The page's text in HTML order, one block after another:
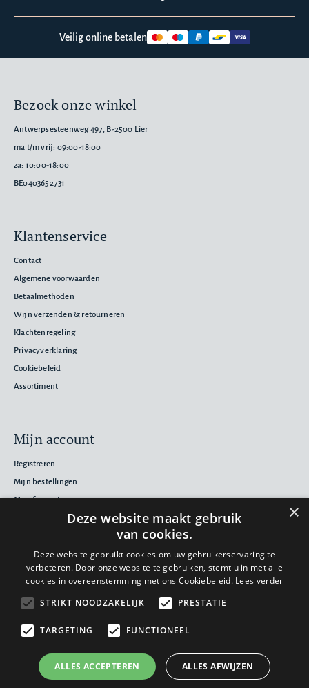
Veilig online betalen
Bezoek onze winkel
Antwerpsesteenweg 497, B-2500 Lier
ma t/m vrij: 09:00-18:00
za: 10:00-18:00
BE0403652731
Klantenservice
Contact
Algemene voorwaarden
Betaalmethoden
Wijn verzenden & retourneren
Klachtenregeling
Privacyverklaring
Cookiebeleid
Assortiment
Mijn account
Registreren
Mijn bestellingen
Mijn favorieten
Nieuwsbrief
Inschrijven
Volg ons
×
Deze website maakt gebruik
van cookies.
Deze website gebruikt cookies om uw gebruikerservaring te
verbeteren. Door onze website te gebruiken, stemt u in met alle
cookies in overeenstemming met ons Cookiebeleid. Lees verder
STRIKT NOODZAKELIJK
PRESTATIE
TARGETING FUNCTIONEEL
ALLES ACCEPTEREN ALLES AFWIJZEN